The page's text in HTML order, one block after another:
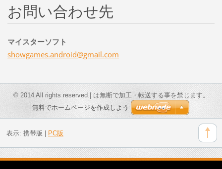
お問い合わせ先
マイスターソフト
showgames.android@gmail.com
© 2014 All rights reserved.| は無断で加工・転送する事を禁じます。
無料でホームページを作成しよう
表示: 携帯版 PC版